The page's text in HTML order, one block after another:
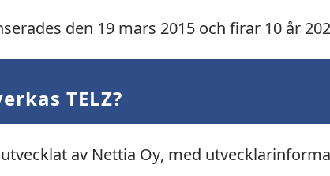
den 19 mars 2015 och firar 10 år
TELZ?
utvecklat av Nettia Oy, med